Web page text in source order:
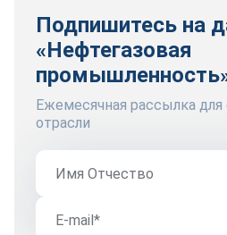
Подпишитесь на
«Нефтегазовая
Ежемесячная рассылка для
отрасли